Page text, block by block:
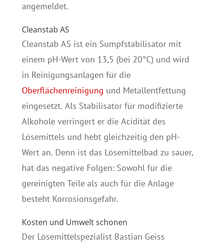
angemeldet.
Cleanstab AS
Cleanstab AS ist ein Sumpfstabilisator mit
einem pH-Wert von 13,5 (bei 20°C) und wird
in Reinigungsanlagen für die
Oberflächenreinigung und Metallentfettung
eingesetzt. Als Stabilisator für modifizierte
Alkohole verringert er die Acidität des
Lösemittels und hebt gleichzeitig den pH-
Wert an. Denn ist das Lösemittelbad zu sauer,
hat das negative Folgen: Sowohl für die
gereinigten Teile als auch für die Anlage
besteht Korrosionsgefahr.
Kosten und Umwelt schonen
Der Lösemittelspezialist Bastian Geiss